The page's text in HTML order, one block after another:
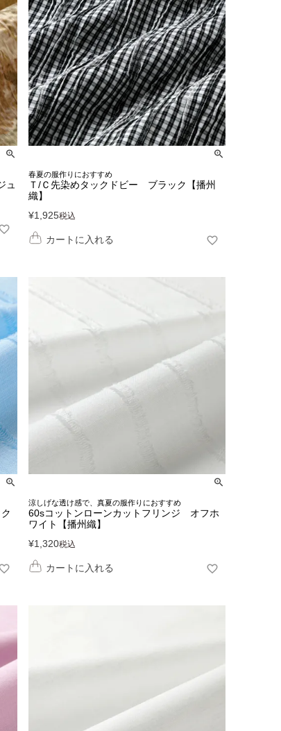
ュ
春夏の服作りにおすすめ
Ｔ/Ｃ先染めタックドビー ブラック【播州
織】
¥1,925税込
カートに入れる
涼しげな透け感で、真夏の服作りにおすすめ
60sコットンローンカットフリンジ オフホ
ワイト【播州織】
¥1,320税込
カートに入れる